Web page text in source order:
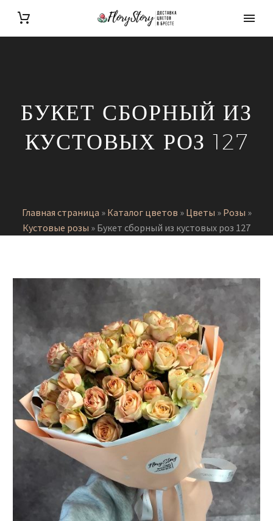
БУКЕТ СБОРНЫЙ ИЗ
КУСТОВЫХ РОЗ 127
Главная страница » Каталог цветов » Цветы » Розы »
Кустовые розы » Букет сборный из кустовых роз 127